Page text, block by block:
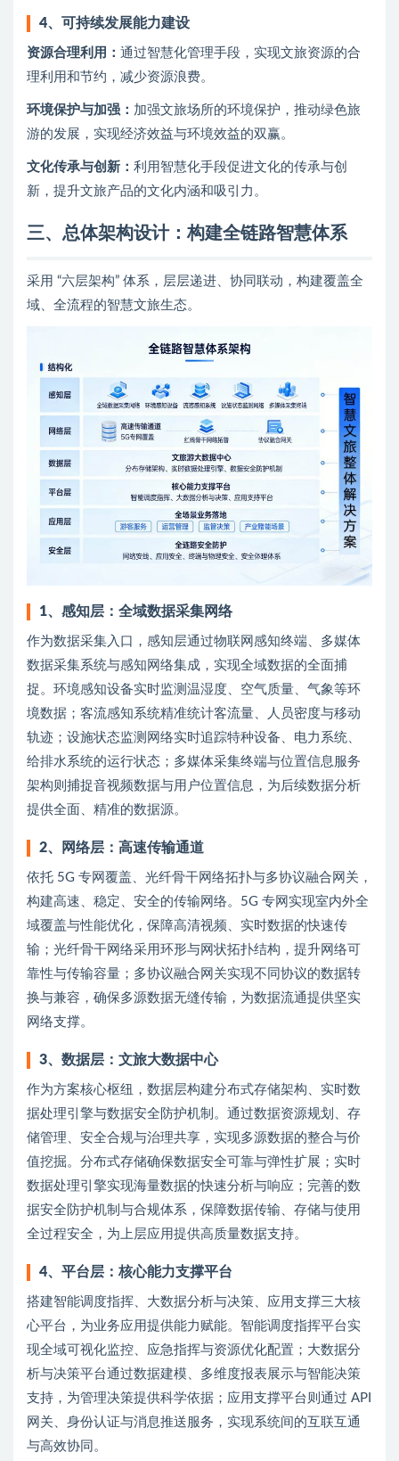
4、 可持续发展能力建设
资源合理利用： 通过智慧化管理手段，实现文旅资源的合
理利用和节约，减少资源浪费。
环境保护与加强： 加强文旅场所的环境保护，推动绿色旅
游的发展，实现经济效益与环境效益的双赢。
文化传承与创新： 利用智慧化手段促进文化的传承与创
新，提升文旅产品的文化内涵和吸引力。
三、总体架构设计：构建全链路智慧体系
采用 “六层架构” 体系，层层递进、协同联动，构建覆盖全
域、全流程的智慧文旅生态。
1、 感知层：全域数据采集网络
作为数据采集入口，感知层通过物联网感知终端、多媒体
数据采集系统与感知网络集成，实现全域数据的全面捕
捉。环境感知设备实时监测温湿度、空气质量、气象等环
境数据；客流感知系统精准统计客流量、人员密度与移动
轨迹；设施状态监测网络实时追踪特种设备、电力系统、
给排水系统的运行状态；多媒体采集终端与位置信息服务
架构则捕捉音视频数据与用户位置信息，为后续数据分析
提供全面、精准的数据源。
2、 网络层：高速传输通道
依托 5G 专网覆盖、光纤骨干网络拓扑与多协议融合网关，
构建高速、稳定、安全的传输网络。5G 专网实现室内外全
域覆盖与性能优化，保障高清视频、实时数据的快速传
输；光纤骨干网络采用环形与网状拓扑结构，提升网络可
靠性与传输容量；多协议融合网关实现不同协议的数据转
换与兼容，确保多源数据无缝传输，为数据流通提供坚实
网络支撑。
3、 数据层：文旅大数据中心
作为方案核心枢纽，数据层构建分布式存储架构、实时数
据处理引擎与数据安全防护机制。通过数据资源规划、存
储管理、安全合规与治理共享，实现多源数据的整合与价
值挖掘。分布式存储确保数据安全可靠与弹性扩展；实时
数据处理引擎实现海量数据的快速分析与响应；完善的数
据安全防护机制与合规体系，保障数据传输、存储与使用
全过程安全，为上层应用提供高质量数据支持。
4、 平台层：核心能力支撑平台
搭建智能调度指挥、大数据分析与决策、应用支撑三大核
心平台，为业务应用提供能力赋能。智能调度指挥平台实
现全域可视化监控、应急指挥与资源优化配置；大数据分
析与决策平台通过数据建模、多维度报表展示与智能决策
支持，为管理决策提供科学依据；应用支撑平台则通过 API
网关、身份认证与消息推送服务，实现系统间的互联互通
与高效协同。